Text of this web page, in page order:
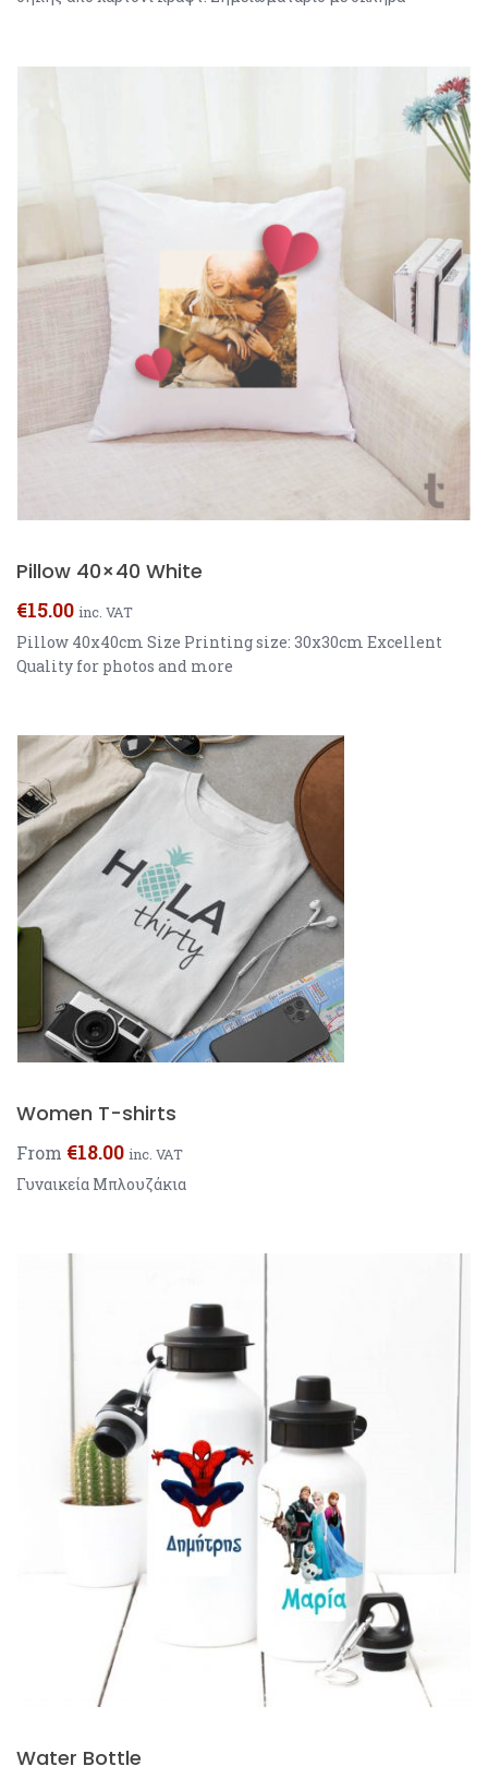
Απευθείας εκτύπωση στο εξώφυλλο A5 bamboo notebook
recycled paper sheets. Ball pen with chrome plated […]
Pillow 40×40 White
€15.00 inc. VAT
Pillow 40x40cm Size Printing size: 30x30cm Excellent
Quality for photos and more
Women T-shirts
From €18.00 inc. VAT
Γυναικεία Μπλουζάκια
Water Bottle